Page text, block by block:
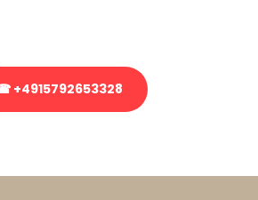
+4915792653328